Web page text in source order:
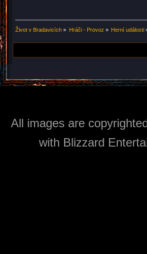
Život v Bradavicích » Hráči - Provoz » Herní události
All images are
with Blizzard